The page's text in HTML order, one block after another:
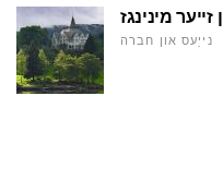
מינינגז
נייַעס און חברה